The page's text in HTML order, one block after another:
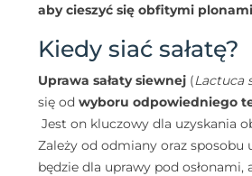
aby cieszyć się obfitymi
Kiedy siać sałatę?
Uprawa sałaty siewnej (Lactuca
się od wyboru odpowiedniego
Jest on kluczowy dla uzyskania
Zależy od odmiany oraz sposobu
będzie dla uprawy pod osłonami,